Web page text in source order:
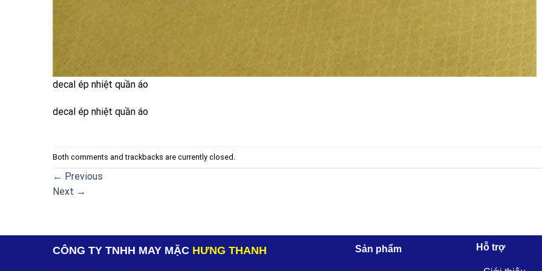
decal ép nhiệt quần áo
decal ép nhiệt quần áo
Both comments and trackbacks are currently closed.
← Previous
Next →
CÔNG TY TNHH MAY MẶC HƯNG THANH Sản phẩm Hỗ trợ